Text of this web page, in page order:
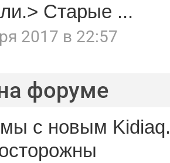
Старые ...
2017 в 22:57
форуме
с новым